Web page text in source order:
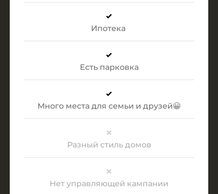
Ипотека
Есть парковка
Много места для семьи и друзей😀
Разный стиль домов
Нет управляющей кампании